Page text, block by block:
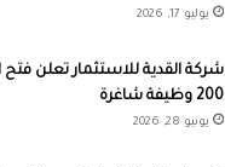
يوليو 17, 2026
شركة القدية للاستثمار تعلن فتح
200 وظيفة شاغرة
يونيو 28, 2026